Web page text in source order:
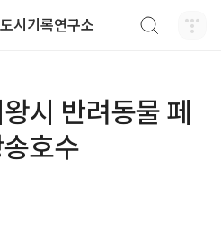
시기록연구소
시 반려동물 페
호수